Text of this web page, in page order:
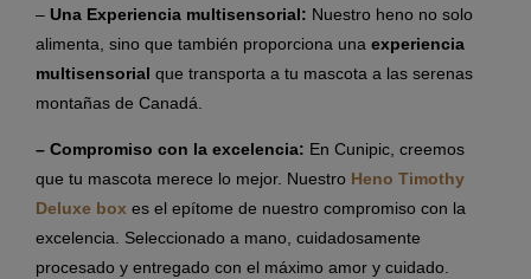
– Una Experiencia multisensorial: Nuestro heno no solo
alimenta, sino que también proporciona una experiencia
multisensorial que transporta a tu mascota a las serenas
montañas de Canadá.
– Compromiso con la excelencia: En Cunipic, creemos
que tu mascota merece lo mejor. Nuestro Heno Timothy
Deluxe box es el epítome de nuestro compromiso con la
excelencia. Seleccionado a mano, cuidadosamente
procesado y entregado con el máximo amor y cuidado.